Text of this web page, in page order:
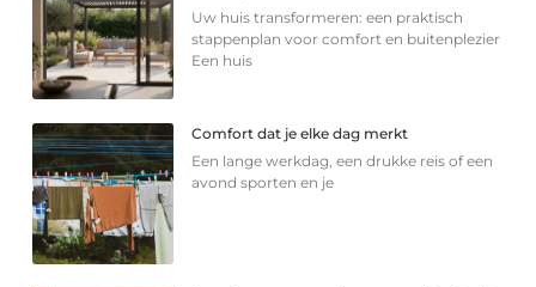
Uw huis transformeren: een praktisch
stappenplan voor comfort en buitenplezier
Een huis
Comfort dat je elke dag merkt
Een lange werkdag, een drukke reis of een
avond sporten en je